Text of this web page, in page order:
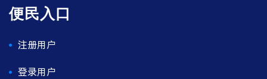
便民入口
注册用户
登录用户